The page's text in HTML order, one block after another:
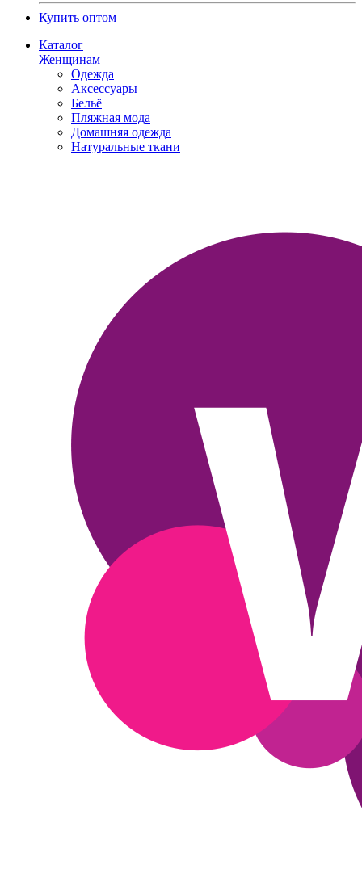
Купить оптом
Каталог
Женщинам
Одежда
Аксессуары
Бельё
Пляжная мода
Домашняя одежда
Натуральные ткани